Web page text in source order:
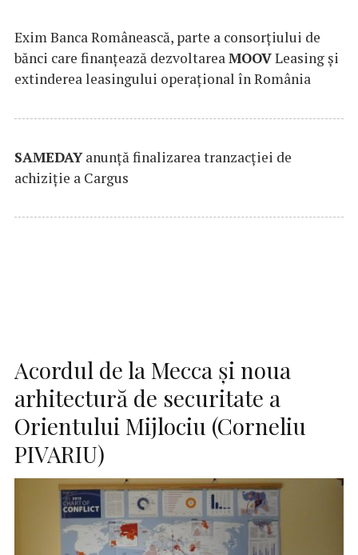
Exim Banca Românească, parte a consorțiului de
bănci care finanțează dezvoltareaMOOVLeasing și
extinderea leasingului operațional în România
SAMEDAYanunță finalizarea tranzacției de
achiziție a Cargus
Acordul de la Mecca și noua
arhitectură de securitate a
Orientului Mijlociu (Corneliu
PIVARIU)